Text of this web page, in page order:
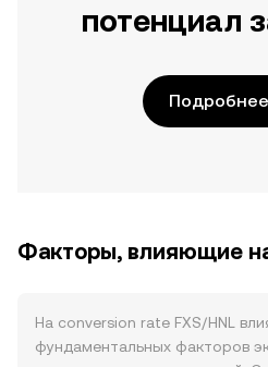
потенциал
Подробнее
Факторы, влияющие на
На conversion rate FXS/HNL
фундаментальных факторов